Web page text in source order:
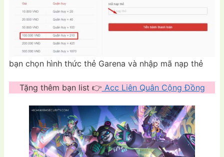
bạn chọn hình thức thẻ Garena và nhập mã nạp thẻ
Tặng thêm bạn list 👉 Acc Liên Quân Cộng Đồng